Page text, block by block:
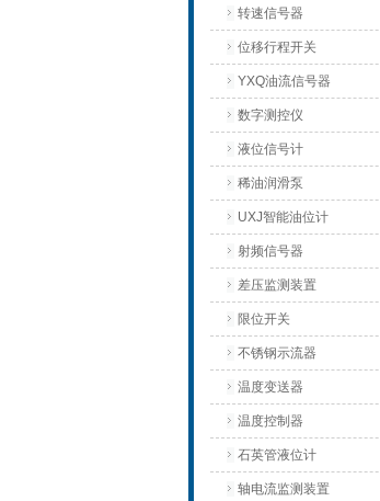
转速信号器
位移行程开关
YXQ油流信号器
数字测控仪
液位信号计
稀油润滑泵
UXJ智能油位计
射频信号器
差压监测装置
限位开关
不锈钢示流器
温度变送器
温度控制器
石英管液位计
轴电流监测装置